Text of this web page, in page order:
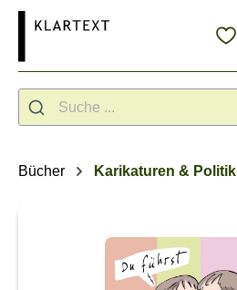
springen
Bücher Karikaturen & Politik